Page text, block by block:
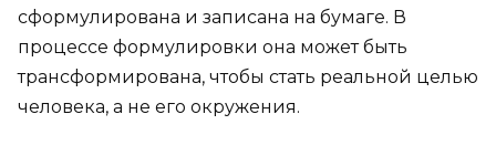
сформулирована и записана на бумаге. В
процессе формулировки она может быть
трансформирована, чтобы стать реальной целью
человека, а не его окружения.